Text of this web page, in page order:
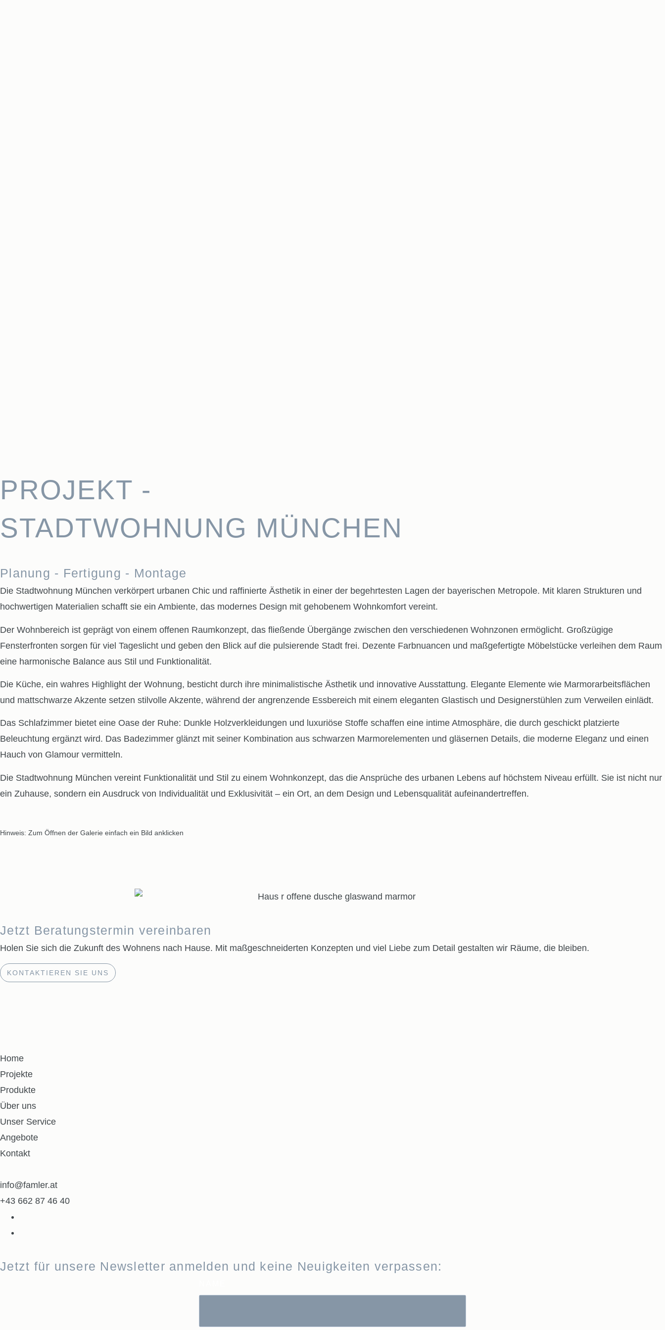
PROJEKT -
STADTWOHNUNG MÜNCHEN
Planung - Fertigung - Montage
Die Stadtwohnung München verkörpert urbanen Chic und raffinierte Ästhetik in einer der begehrtesten Lagen der bayerischen Metropole. Mit klaren Strukturen und
hochwertigen Materialien schafft sie ein Ambiente, das modernes Design mit gehobenem Wohnkomfort vereint.
Der Wohnbereich ist geprägt von einem offenen Raumkonzept, das fließende Übergänge zwischen den verschiedenen Wohnzonen ermöglicht. Großzügige
Fensterfronten sorgen für viel Tageslicht und geben den Blick auf die pulsierende Stadt frei. Dezente Farbnuancen und maßgefertigte Möbelstücke verleihen dem Raum
eine harmonische Balance aus Stil und Funktionalität.
Die Küche, ein wahres Highlight der Wohnung, besticht durch ihre minimalistische Ästhetik und innovative Ausstattung. Elegante Elemente wie Marmorarbeitsflächen
und mattschwarze Akzente setzen stilvolle Akzente, während der angrenzende Essbereich mit einem eleganten Glastisch und Designerstühlen zum Verweilen einlädt.
Das Schlafzimmer bietet eine Oase der Ruhe: Dunkle Holzverkleidungen und luxuriöse Stoffe schaffen eine intime Atmosphäre, die durch geschickt platzierte
Beleuchtung ergänzt wird. Das Badezimmer glänzt mit seiner Kombination aus schwarzen Marmorelementen und gläsernen Details, die moderne Eleganz und einen
Hauch von Glamour vermitteln.
Die Stadtwohnung München vereint Funktionalität und Stil zu einem Wohnkonzept, das die Ansprüche des urbanen Lebens auf höchstem Niveau erfüllt. Sie ist nicht nur
ein Zuhause, sondern ein Ausdruck von Individualität und Exklusivität – ein Ort, an dem Design und Lebensqualität aufeinandertreffen.
Hinweis: Zum Öffnen der Galerie einfach ein Bild anklicken
Jetzt Beratungstermin vereinbaren
Holen Sie sich die Zukunft des Wohnens nach Hause. Mit maßgeschneiderten Konzepten und viel Liebe zum Detail gestalten wir Räume, die bleiben.
KONTAKTIEREN SIE UNS
Home
Projekte
Produkte
Über uns
Unser Service
Angebote
Kontakt
info@famler.at
+43 662 87 46 40
Jetzt für unsere Newsletter anmelden und keine Neuigkeiten verpassen: